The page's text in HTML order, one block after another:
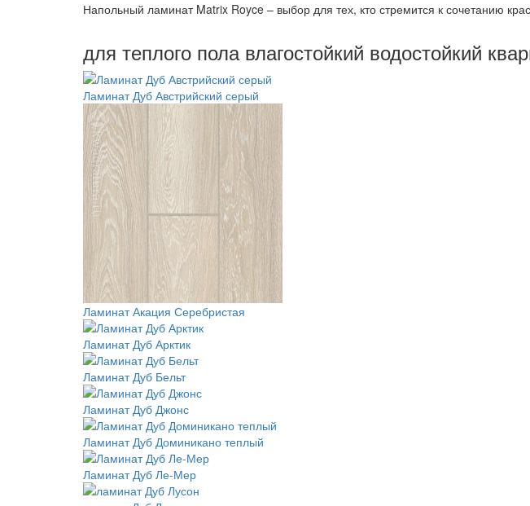
Напольный ламинат Matrix Royce – выбор для тех, кто стремится к сочетанию
для теплого пола влагостойкий водостойкий
Ламинат Дуб Австрийский серый
Ламинат Акация Серебристая
Ламинат Дуб Арктик
Ламинат Дуб Бельт
Ламинат Дуб Джонс
Ламинат Дуб Доминикано теплый
Ламинат Дуб Ле-Мер